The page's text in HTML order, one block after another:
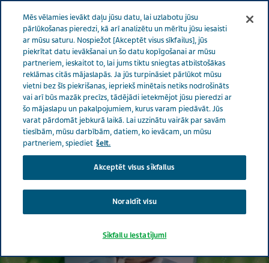
Mēs vēlamies ievākt daļu jūsu datu, lai uzlabotu jūsu
pārlūkošanas pieredzi, kā arī analizētu un mērītu jūsu iesaisti
ar mūsu saturu. Nospiežot [Akceptēt visus sīkfailus], jūs
piekrītat datu ievākšanai un šo datu kopīgošanai ar mūsu
partneriem, ieskaitot to, lai jums tiktu sniegtas atbilstošākas
reklāmas citās mājaslapās. Ja jūs turpināsiet pārlūkot mūsu
vietni bez šīs piekrišanas, iepriekš minētais netiks nodrošināts
vai arī būs mazāk precīzs, tādējādi ietekmējot jūsu pieredzi ar
šo mājaslapu un pakalpojumiem, kurus varam piedāvāt. Jūs
varat pārdomāt jebkurā laikā. Lai uzzinātu vairāk par savām
tiesībām, mūsu darbībām, datiem, ko ievācam, un mūsu
partneriem, spiediet šeit.
Akceptēt visus sīkfailus
Noraidīt visu
Sīkfailu iestatījumi